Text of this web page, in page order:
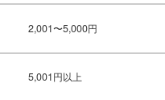
2,001〜5,000円
5,001円以上